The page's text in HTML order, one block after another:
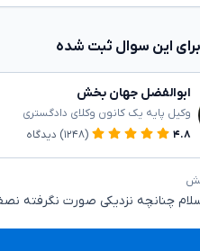
ابوالفضل جهان بخش
وکیل پایه یک کانون وکلای دادگستری
۴.۸
(۱۲۴۸) دیدگاه
چنانچه نزدیکی صورت نگرفته